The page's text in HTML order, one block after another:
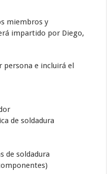
miembros y
impartido por Diego,
persona e incluirá el
de soldadura
de soldadura